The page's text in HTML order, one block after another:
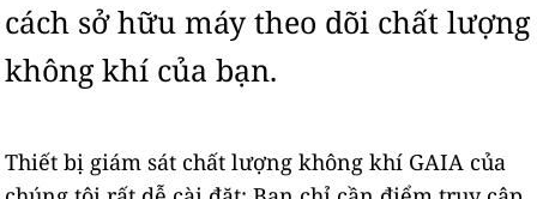
cách sở hữu máy theo dõi chất lượng
không khí của bạn.
Thiết bị giám sát chất lượng không khí GAIA của